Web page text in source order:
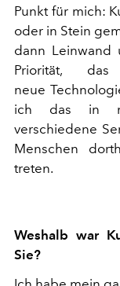
Punkt für mich:
oder in Stein
dann Leinwand
Priorität,
neue
ich das in
verschiedene
Menschen
treten.
Weshalb war
Sie?